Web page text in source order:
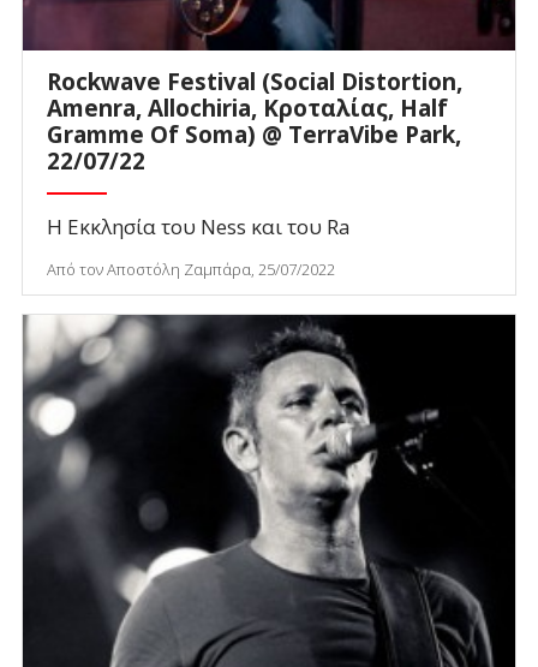
Rockwave Festival (Social Distortion,
Amenra, Allochiria, Κροταλίας, Half
Gramme Of Soma) @ TerraVibe Park,
22/07/22
Η Εκκλησία του Ness και του Ra
Από τον Αποστόλη Ζαμπάρα, 25/07/2022